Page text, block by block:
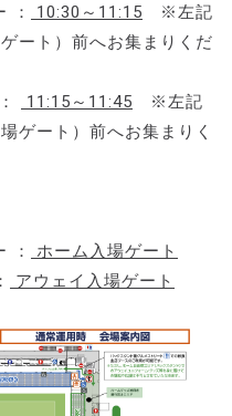
：
10:30～11:15 ※左記
ート）前へお集まりくだ
11:15～11:45 ※左記
ゲート）前へお集まりく
：
ホーム入場ゲート
アウェイ入場ゲート